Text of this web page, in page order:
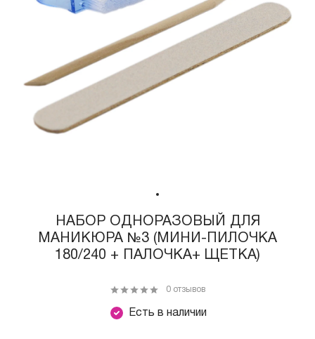
НАБОР ОДНОРАЗОВЫЙ ДЛЯ
МАНИКЮРА №3 (МИНИ-ПИЛОЧКА
180/240 + ПАЛОЧКА+ ЩЕТКА)
Есть в наличии
0 отзывов